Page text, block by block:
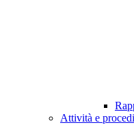
Attività e